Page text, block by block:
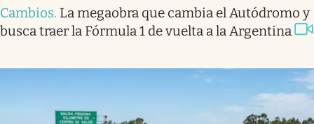
Cambios. La megaobra que cambia el Autódromo y
busca traer la Fórmula 1 de vuelta a la Argentina